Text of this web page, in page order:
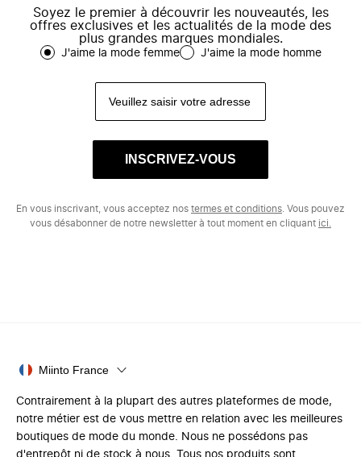
Soyez le premier à découvrir les nouveautés, les
offres exclusives et les actualités de la mode des
plus grandes marques mondiales.
J'aime la mode femme J'aime la mode homme
INSCRIVEZ-VOUS
En vous inscrivant, vous acceptez nos termes et conditions . Vous pouvez
vous désabonner de notre newsletter à tout moment en cliquant ici.
Miinto France
Contrairement à la plupart des autres plateformes de mode,
notre métier est de vous mettre en relation avec les meilleures
boutiques de mode du monde. Nous ne possédons pas
d'entrepôt ni de stock à nous. Tous nos produits sont